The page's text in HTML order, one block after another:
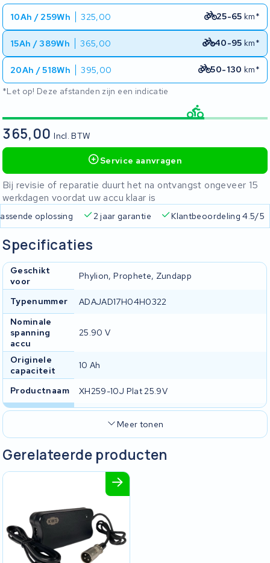
10Ah / 259Wh 325,00 25-65 km*
15Ah / 389Wh 365,00 40-95 km*
20Ah / 518Wh 395,00 50-130 km*
*Let op! Deze afstanden zijn een indicatie
365,00Incl. BTW
Service aanvragen
Bij revisie of reparatie duurt het na ontvangst ongeveer 15
werkdagen voordat uw accu klaar is
oplossing 2 jaar garantie Klantbeoordeling 4.5/5
Specificaties
Geschikt
voor
Phylion, Prophete, Zundapp
Typenummer
ADAJAD17H04H0322
Nominale
spanning
accu
25.90 V
Originele
capaciteit
10 Ah
Productnaam XH259-10J Plat 25.9V
Meer tonen
Gerelateerde producten